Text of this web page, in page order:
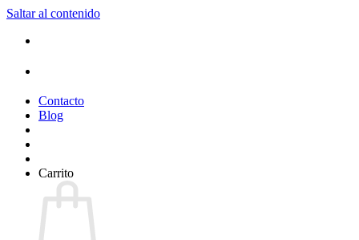
Saltar al contenido
Contacto
Blog
Carrito